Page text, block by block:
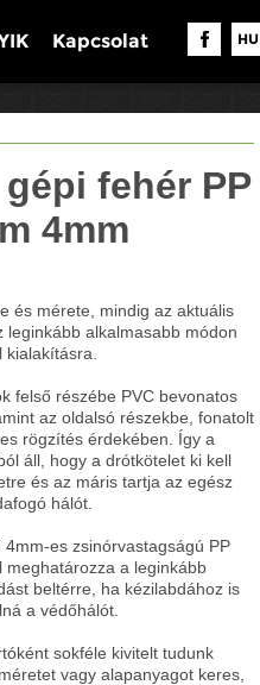
HU
Kapcsolat
fehér PP
4mm
és mérete, mindig az aktuális
leginkább alkalmasabb módon
kialakításra.
felső részébe PVC bevonatos
az oldalsó részekbe, fonatolt
rögzítés érdekében. Így a
áll, hogy a drótkötelet ki kell
és az máris tartja az egész
hálót.
es zsinórvastagságú PP
meghatározza a leginkább
beltérre, ha kézilabdához is
a védőhálót.
sokféle kivitelt tudunk
vagy alapanyagot keres,